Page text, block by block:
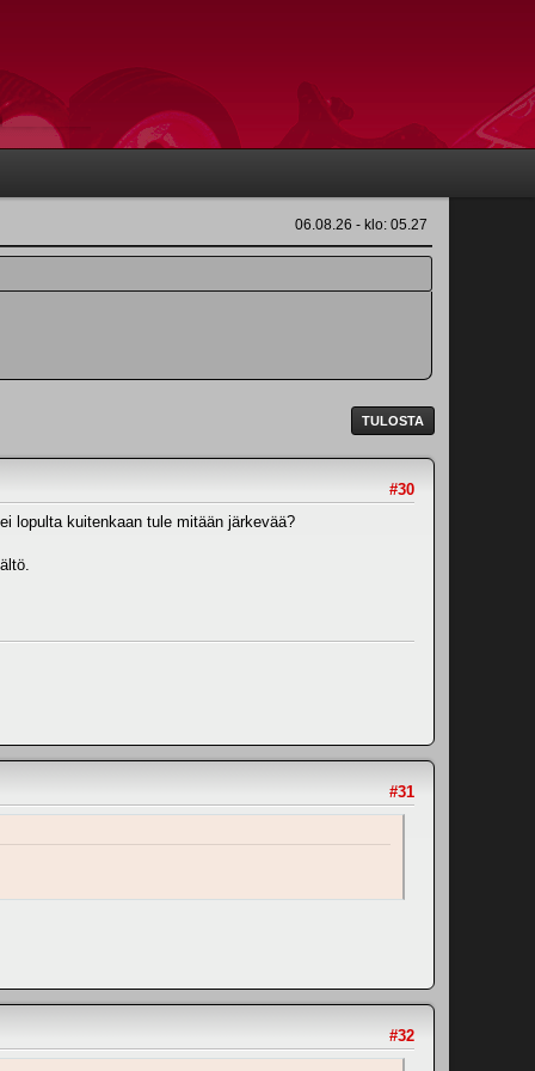
06.08.26 - klo: 05.27
TULOSTA
#30
lopulta kuitenkaan tule mitään järkevää?
#31
#32